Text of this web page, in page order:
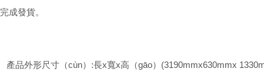
成發貨。
產品外形尺寸（cùn）:長x寬x高（gāo）(3190mmx630mmx